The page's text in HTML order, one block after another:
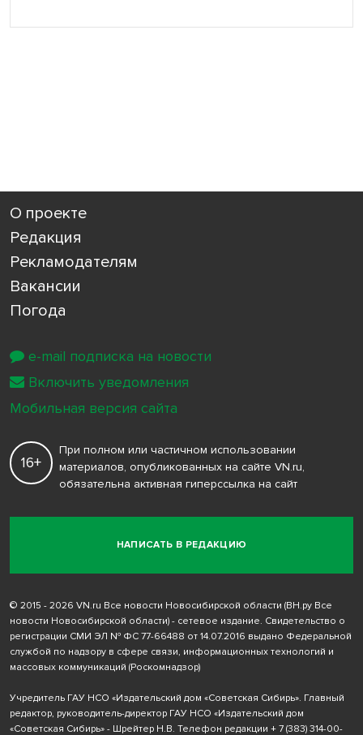
О проекте
Редакция
Рекламодателям
Вакансии
Погода
НАПИСАТЬ В РЕДАКЦИЮ
16+
При полном или частичном использовании
материалов, опубликованных на сайте VN.ru,
обязательна активная гиперссылка на сайт
© 2015 - 2026 VN.ru Все новости Новосибирской области (ВН.ру Все
новости Новосибирской области) - сетевое издание. Свидетельство о
регистрации СМИ ЭЛ № ФС 77-66488 от 14.07.2016 выдано Федеральной
службой по надзору в сфере связи, информационных технологий и
массовых коммуникаций (Роскомнадзор)
Учредитель ГАУ НСО «Издательский дом «Советская Сибирь». Главный
редактор, руководитель-директор ГАУ НСО «Издательский дом
«Советская Сибирь» - Шрейтер Н.В. Телефон редакции + 7 (383) 314-00-
e-mail подписка на новости
Включить уведомления
Мобильная версия сайта